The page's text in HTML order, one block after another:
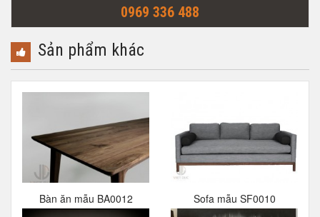
0969 336 488
Sản phẩm khác
Bàn ăn mẫu BA0012 Sofa mẫu SF0010